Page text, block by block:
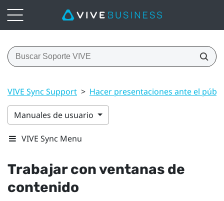
VIVE Sync Support > Hacer presentaciones ante el
Manuales de usuario
VIVE Sync Menu
Trabajar con ventanas de
contenido